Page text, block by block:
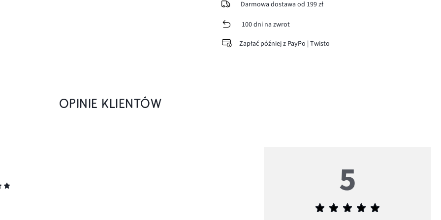
Darmowa dostawa od 199 zł
100 dni na zwrot
Zapłać później z PayPo | Twisto
OPINIE KLIENTÓW
5
Średnia